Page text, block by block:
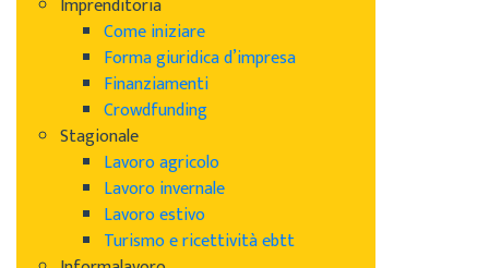
Come iniziare
Forma giuridica d’impresa
Finanziamenti
Crowdfunding
Stagionale
Lavoro agricolo
Lavoro invernale
Lavoro estivo
Turismo e ricettività ebtt